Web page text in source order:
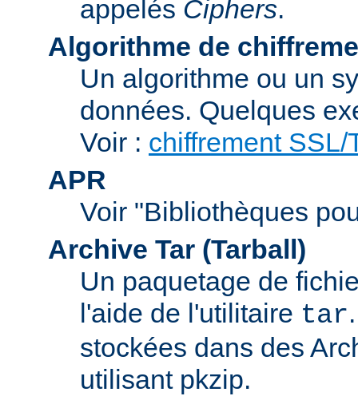
appelés Ciphers.
Algorithme de
Un algorithme ou un
données. Quelques
Voir : chiffrement SSL/
APR
Voir "Bibliothèques
Archive Tar (Tarball)
Un paquetage de
l'aide de l'utilitaire tar
stockées dans des
utilisant pkzip.